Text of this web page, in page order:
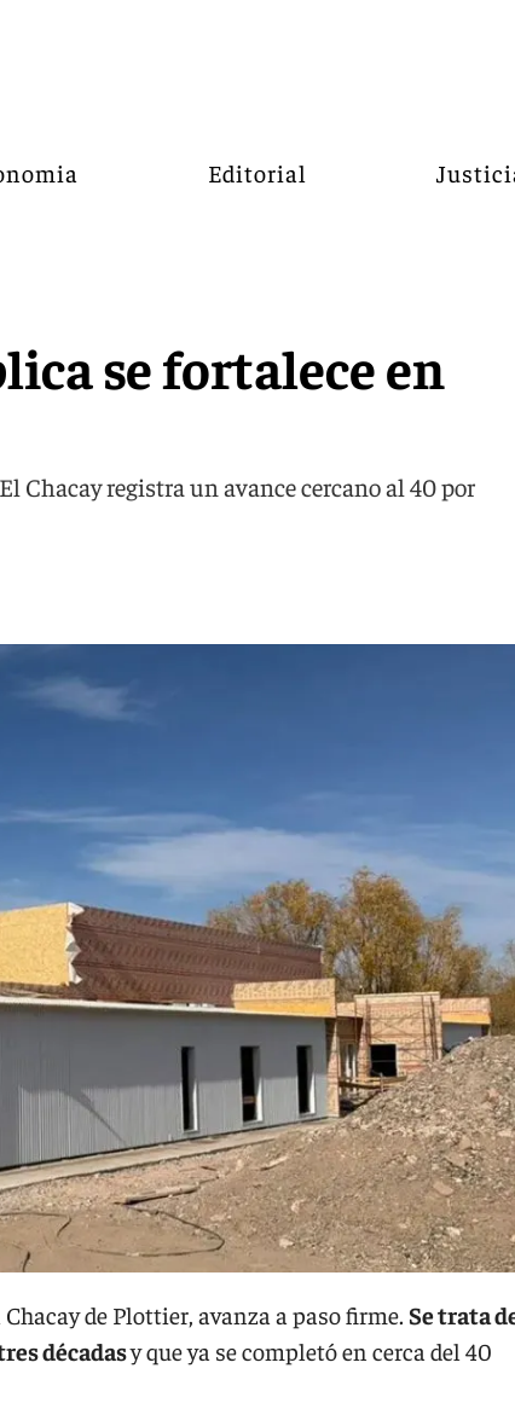
Editorial
se fortalece en
Chacay registra un avance cercano al 40 por
de Plottier, avanza a paso firme. Se trata
décadasy que ya se completó en cerca del 40